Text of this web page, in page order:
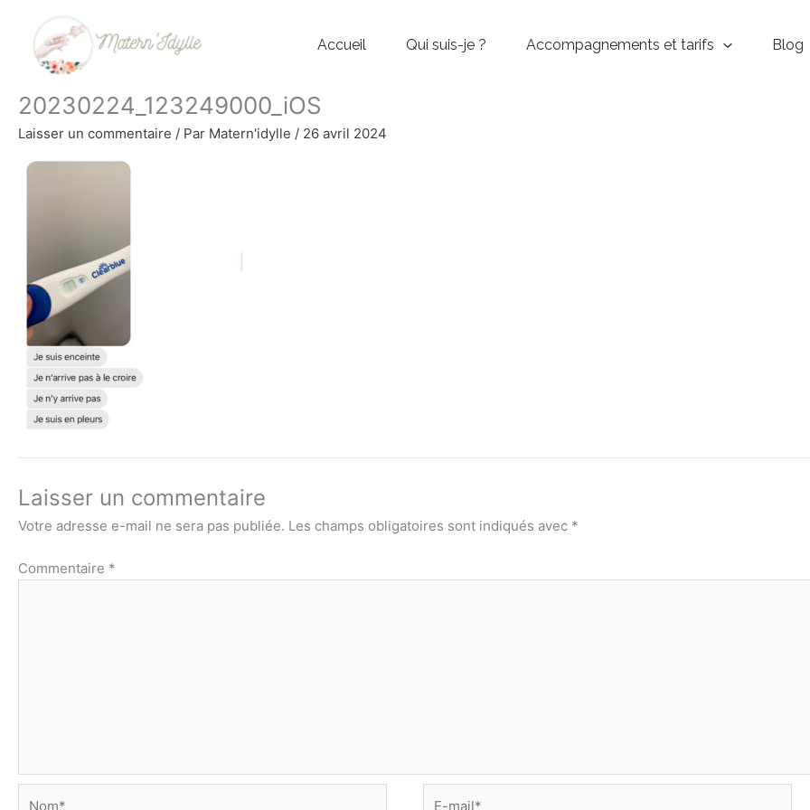
contenu
Accueil Qui suis-je ? Accompagnements et tarifs Blog
20230224_123249000_iOS
Laisser un commentaire / Par Matern'idylle / 26 avril 2024
Laisser un commentaire
Votre adresse e-mail ne sera pas publiée. Les champs obligatoires sont indiqués avec *
Commentaire *